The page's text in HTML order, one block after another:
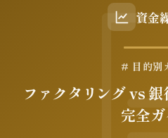
資金
# 目的別
ファクタリング vs
完全